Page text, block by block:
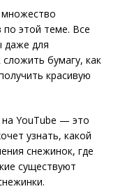
по этой теме. Все
даже для
бумагу, как
красивую
на YouTube — это
узнать, какой
снежинок, где
существуют